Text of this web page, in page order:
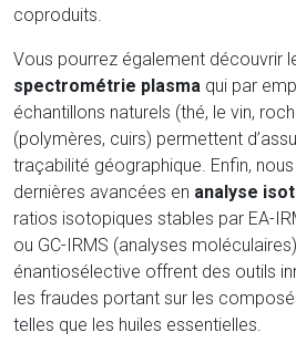
coproduits.
Vous pourrez également découvrir
spectrométrie plasma qui par
échantillons naturels (thé, le vin,
(polymères, cuirs) permettent
traçabilité géographique. Enfin,
dernières avancées en analyse
ratios isotopiques stables par EA-
ou GC-IRMS (analyses
énantiosélective offrent des outils
les fraudes portant sur les
telles que les huiles essentielles.